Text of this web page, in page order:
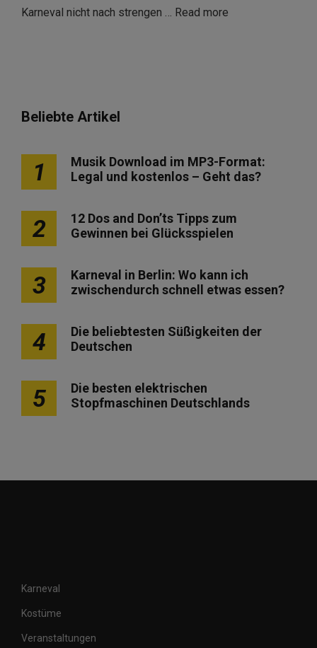
Karneval nicht nach strengen … Read more
Beliebte Artikel
1
Musik Download im MP3-Format:
Legal und kostenlos – Geht das?
2
12 Dos and Don’ts Tipps zum
Gewinnen bei Glücksspielen
3
Karneval in Berlin: Wo kann ich
zwischendurch schnell etwas essen?
4
Die beliebtesten Süßigkeiten der
Deutschen
5
Die besten elektrischen
Stopfmaschinen Deutschlands
Karneval
Kostüme
Veranstaltungen